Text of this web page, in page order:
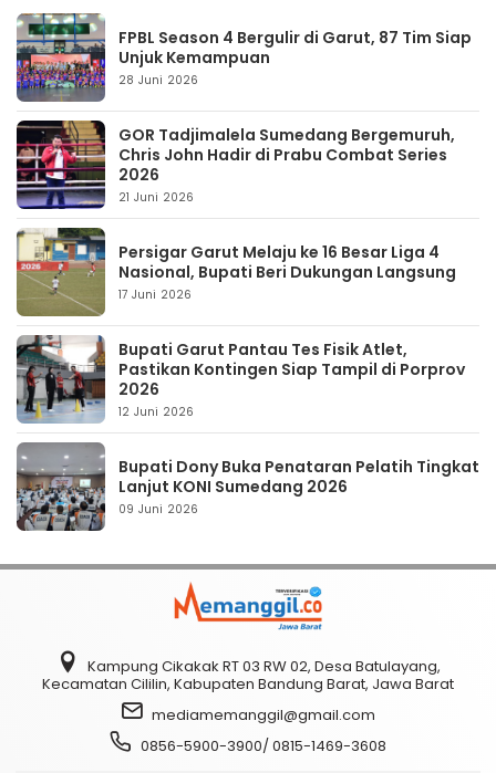
FPBL Season 4 Bergulir di Garut, 87 Tim Siap
Unjuk Kemampuan
28 Juni 2026
GOR Tadjimalela Sumedang Bergemuruh,
Chris John Hadir di Prabu Combat Series
2026
21 Juni 2026
Persigar Garut Melaju ke 16 Besar Liga 4
Nasional, Bupati Beri Dukungan Langsung
17 Juni 2026
Bupati Garut Pantau Tes Fisik Atlet,
Pastikan Kontingen Siap Tampil di Porprov
2026
12 Juni 2026
Bupati Dony Buka Penataran Pelatih Tingkat
Lanjut KONI Sumedang 2026
09 Juni 2026
Kampung Cikakak RT 03 RW 02, Desa Batulayang,
Kecamatan Cililin, Kabupaten Bandung Barat, Jawa Barat
mediamemanggil@gmail.com
0856-5900-3900/ 0815-1469-3608